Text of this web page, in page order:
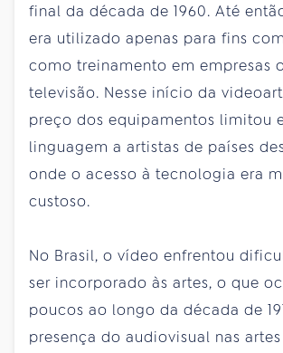
final da década de 1960. Até
era utilizado apenas para fins
como treinamento em empresas
televisão. Nesse início da
preço dos equipamentos limitou
linguagem a artistas de países
onde o acesso à tecnologia era
custoso.
No Brasil, o vídeo enfrentou
ser incorporado às artes, o que
poucos ao longo da década de
presença do audiovisual nas